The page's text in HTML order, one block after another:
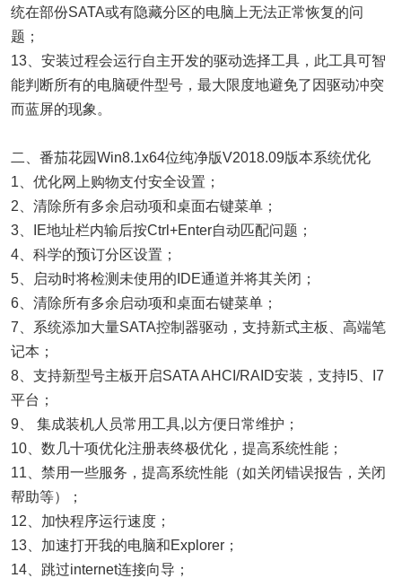
统在部份SATA或有隐藏分区的电脑上无法正常恢复的问
题；
13、安装过程会运行自主开发的驱动选择工具，此工具可智
能判断所有的电脑硬件型号，最大限度地避免了因驱动冲突
而蓝屏的现象。
二、番茄花园Win8.1x64位纯净版V2018.09版本系统优化
1、优化网上购物支付安全设置；
2、清除所有多余启动项和桌面右键菜单；
3、IE地址栏内输后按Ctrl+Enter自动匹配问题；
4、科学的预订分区设置；
5、启动时将检测未使用的IDE通道并将其关闭；
6、清除所有多余启动项和桌面右键菜单；
7、系统添加大量SATA控制器驱动，支持新式主板、高端笔
记本；
8、支持新型号主板开启SATA AHCI/RAID安装，支持I5、I7
平台；
9、 集成装机人员常用工具,以方便日常维护；
10、数几十项优化注册表终极优化，提高系统性能；
11、禁用一些服务，提高系统性能（如关闭错误报告，关闭
帮助等）；
12、加快程序运行速度；
13、加速打开我的电脑和Explorer；
14、跳过internet连接向导；